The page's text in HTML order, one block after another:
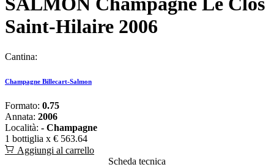
Saint-Hilaire 2006
Cantina:
Champagne Billecart-Salmon
Formato: 0.75
Annata: 2006
Località: - Champagne
1 bottiglia x € 563.64
Aggiungi al carrello
Scheda tecnica